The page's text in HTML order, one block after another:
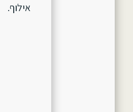
אילוף.